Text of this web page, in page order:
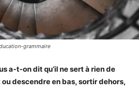
grammaire
a-t-on dit qu’il ne sert à rien de
descendre en bas, sortir dehors,